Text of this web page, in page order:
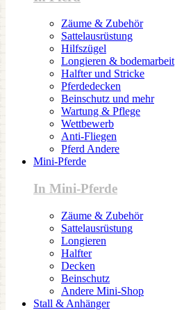
Zäume & Zubehör
Sattelausrüstung
Hilfszügel
Longieren & bodemarbeit
Halfter und Stricke
Pferdedecken
Beinschutz und mehr
Wartung & Pflege
Wettbewerb
Anti-Fliegen
Pferd Andere
Mini-Pferde
In Mini-Pferde
Zäume & Zubehör
Sattelausrüstung
Longieren
Halfter
Decken
Beinschutz
Andere Mini-Shop
Stall & Anhänger